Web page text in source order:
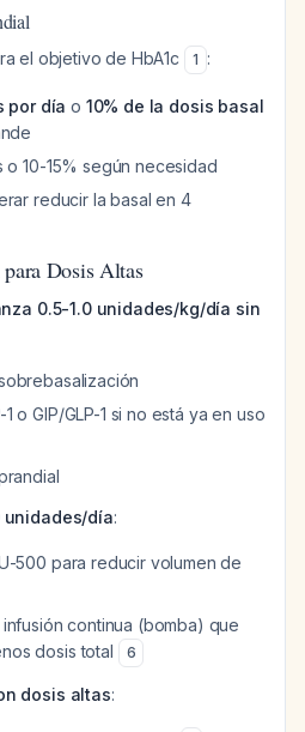
el objetivo de HbA1c 1 :
por día o 10% de la dosis basal
o 10-15% según necesidad
reducir la basal en 4
Dosis Altas
0.5-1.0 unidades/kg/día sin
o GIP/GLP-1 si no está ya en uso
unidades/día:
500 para reducir volumen de
continua (bomba) que
dosis total
6
dosis altas: